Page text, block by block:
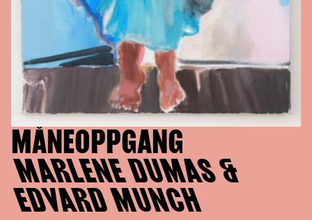
MÅNEOPPGANG
MARLENE DUMAS &
EDVARD MUNCH